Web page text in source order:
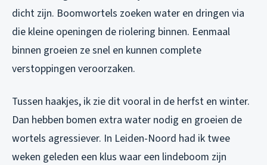
dicht zijn. Boomwortels zoeken water en dringen via
die kleine openingen de riolering binnen. Eenmaal
binnen groeien ze snel en kunnen complete
verstoppingen veroorzaken.
Tussen haakjes, ik zie dit vooral in de herfst en winter.
Dan hebben bomen extra water nodig en groeien de
wortels agressiever. In Leiden-Noord had ik twee
weken geleden een klus waar een lindeboom zijn